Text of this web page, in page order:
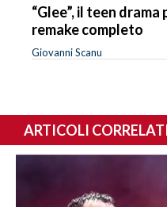
“Glee”, il teen
remake completo
Giovanni Scanu
ARTICOLI